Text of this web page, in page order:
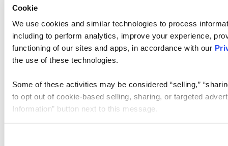
Cookie
We use cookies and similar technologies to process
including to perform analytics, improve your experience,
functioning of our sites and apps, in accordance with our
the use of these technologies.
Some of these activities may be considered “selling,”
to opt out of cookie-based selling, sharing, or targeted
Information” button next to this message.